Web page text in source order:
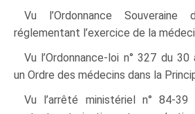
Vu l’Ordonnance Souveraine
réglementant l’exercice de la
Vu l’Ordonnance-loi n° 327 du
un Ordre des médecins dans la
Vu l’arrêté ministériel n°